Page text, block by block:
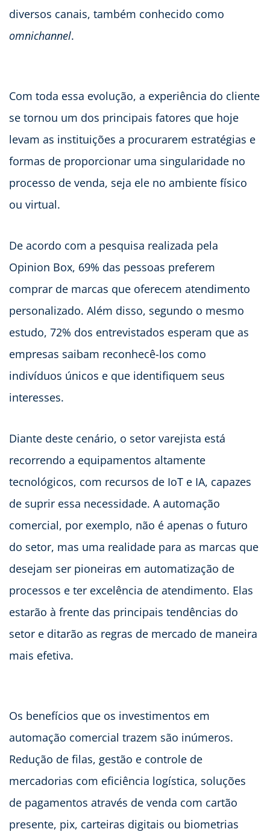
diversos canais, também conhecido como
omnichannel.
Com toda essa evolução, a experiência do cliente
se tornou um dos principais fatores que hoje
levam as instituições a procurarem estratégias e
formas de proporcionar uma singularidade no
processo de venda, seja ele no ambiente físico
ou virtual.
De acordo com a pesquisa realizada pela
Opinion Box, 69% das pessoas preferem
comprar de marcas que oferecem atendimento
personalizado. Além disso, segundo o mesmo
estudo, 72% dos entrevistados esperam que as
empresas saibam reconhecê-los como
indivíduos únicos e que identifiquem seus
interesses.
Diante deste cenário, o setor varejista está
recorrendo a equipamentos altamente
tecnológicos, com recursos de IoT e IA, capazes
de suprir essa necessidade. A automação
comercial, por exemplo, não é apenas o futuro
do setor, mas uma realidade para as marcas que
desejam ser pioneiras em automatização de
processos e ter excelência de atendimento. Elas
estarão à frente das principais tendências do
setor e ditarão as regras de mercado de maneira
mais efetiva.
Os benefícios que os investimentos em
automação comercial trazem são inúmeros.
Redução de filas, gestão e controle de
mercadorias com eficiência logística, soluções
de pagamentos através de venda com cartão
presente, pix, carteiras digitais ou biometrias